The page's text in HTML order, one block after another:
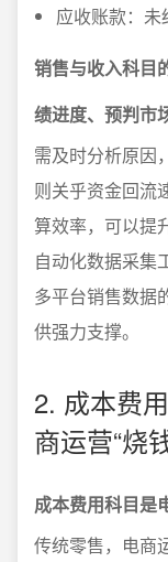
应收账款：未
销售与收入科目
绩进度、预判市
需及时分析原因
则关乎资金回流
算效率，可以提
自动化数据采集
多平台销售数据
供强力支撑。
2. 成本费
商运营“烧
成本费用科目是
传统零售，电商